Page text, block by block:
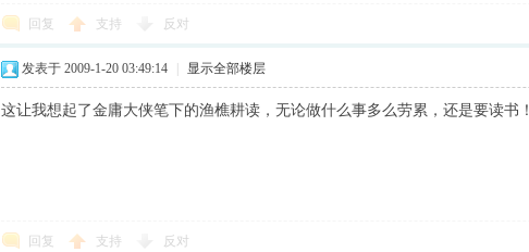
回复 支持 反对
发表于 2009-1-20 03:49:14 显示全部楼层
这让我想起了金庸大侠笔下的渔樵耕读，无论做什么事多么劳累，还是要读书！
回复 支持 反对